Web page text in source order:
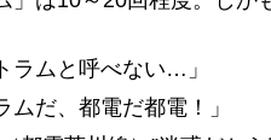
ラムと呼べない…」
ムだ、都電だ都電！」